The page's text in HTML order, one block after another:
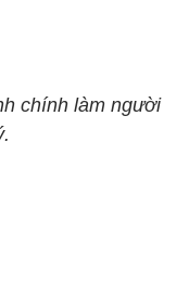
chính làm người